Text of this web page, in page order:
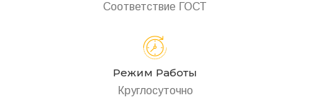
Соответствие ГОСТ
Режим Работы
Круглосуточно